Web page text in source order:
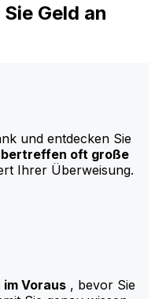
Geld an
und entdecken Sie
oft große
Ihrer Überweisung.
im Voraus , bevor Sie